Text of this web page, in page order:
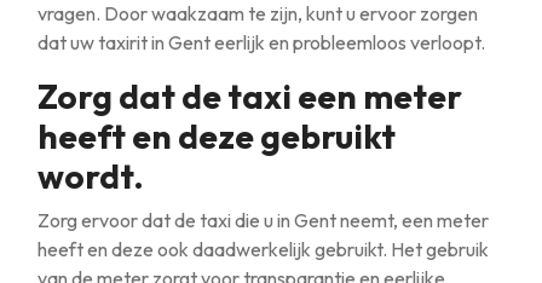
vragen. Door waakzaam te zijn, kunt u ervoor zorgen
dat uw taxirit in Gent eerlijk en probleemloos verloopt.
Zorg dat de taxi een meter
heeft en deze gebruikt
wordt.
Zorg ervoor dat de taxi die u in Gent neemt, een meter
heeft en deze ook daadwerkelijk gebruikt. Het gebruik
van de meter zorgt voor transparantie en eerlijke